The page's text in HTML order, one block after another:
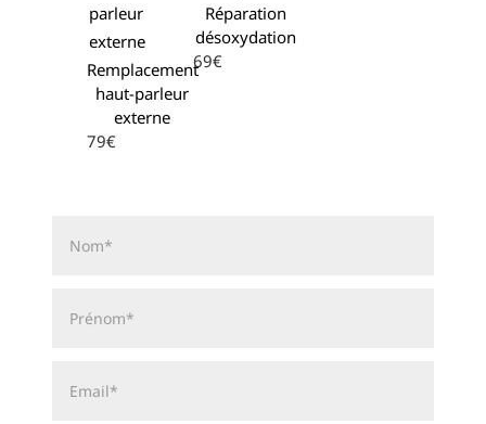
Remplacement
haut-parleur
externe
79€
Réparation
désoxydation
69€